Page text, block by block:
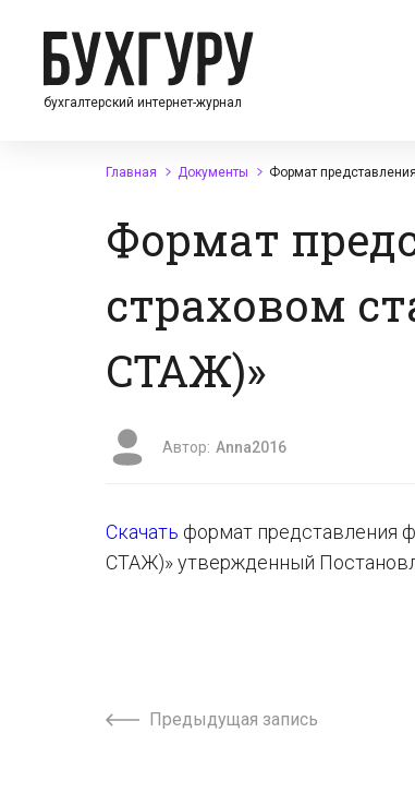
бухгалтерский интернет-журнал
Главная Документы Формат
Формат
страховом
СТАЖ)»
Автор: Anna2016
Скачать формат представления
СТАЖ)» утвержденный
Предыдущая запись